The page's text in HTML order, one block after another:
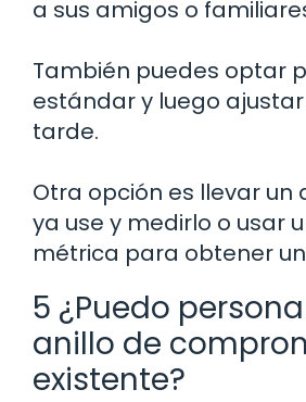
a sus amigos o
También puedes optar
estándar y luego
tarde.
Otra opción es llevar un
ya use y medirlo o usar
métrica para obtener
5 ¿Puedo
anillo de
existente?